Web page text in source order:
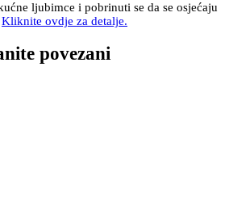
ljubimce i pobrinuti se da se osjećaju
Kliknite ovdje za detalje.
povezani